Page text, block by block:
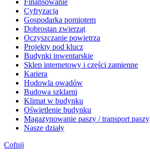
Finansowanie
Cyfryzacja
Gospodarka pomiotem
Dobrostan zwierząt
Oczyszczanie powietrza
Projekty pod klucz
Budynki inwentarskie
Sklep internetowy i części zamienne
Kariera
Hodowla owadów
Budowa szklarni
Klimat w budynku
Oświetlenie budynku
Magazynowanie paszy / transport paszy
Nasze działy
Cofnij